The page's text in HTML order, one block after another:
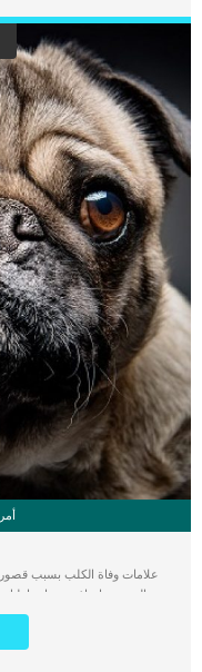
علامات وفاة الكلب بسبب قصور
الحدث, واتخاذ جميع
الاحتقانى من اخطر الحالات
ذلك الكلاب والقطط. كما ان